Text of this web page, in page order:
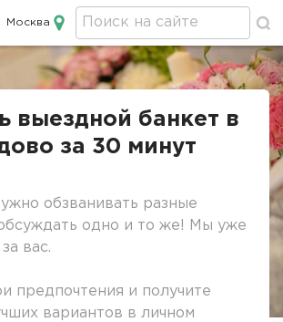
Кейтеринг в Москве
Москва
выездной банкет в
за 30 минут
обзванивать разные
одно и то же! Мы уже
вас.
предпочтения и получите
вариантов в личном